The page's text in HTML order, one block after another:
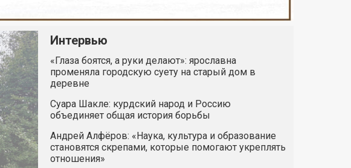
Интервью
«Глаза боятся, а руки делают»: ярославна
променяла городскую суету на старый дом в
деревне
Суара Шакле: курдский народ и Россию
объединяет общая история борьбы
Андрей Алфёров: «Наука, культура и образование
становятся скрепами, которые помогают укреплять
отношения»